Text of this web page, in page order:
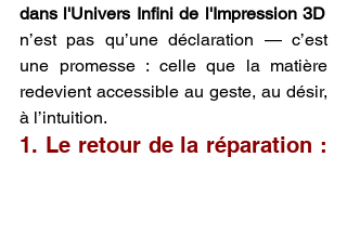
dans l'Univers Infini de l'Impression 3D
n’est pas qu’une déclaration — c’est
une promesse : celle que la matière
redevient accessible au geste, au désir,
à l’intuition.
1. Le retour de la réparation :